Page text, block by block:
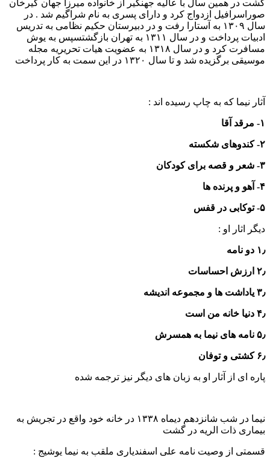
گشت در همین سال با عالیه جهنگیر از خانواده میرزا جهان گیرخان
صوراسرافیل ازدواج کرد و دارای پسری به نام شراگیم شد . در
سال ۱۳۰۹ به آستارا رفت و در دبیرستان حکیم نظامی به تدریس
ادبیات پرداخت و در سال ۱۳۱۱ به تهران بازگشتسپس به یوش
مسافرت کرد و در سال ۱۳۱۸ به عضویت هیات تحریریه مجله
موسیقی برگزیده شد و تا سال ۱۳۲۰ در این سمت به کار پرداخت
آثار نیما که به چاپ رسیده اند :
۱- مرقد آقا
۲- کندوهای شکسته
۳- شعر و قصه برای کودکان
۴- آهو و پرنده ها
۵- توکابی در قفس
دیگر اثار او :
۱٫ دو نامه
۲٫ ارزش احساسات
۳٫ یاداشت ها و مجموعه اندیشه
۴٫ دنیا خانه من است
۵٫ نامه های نیما به همسرش
۶٫ کشتی و توفان
پاره ای از آثار او به زبان های دیگر نیز ترجمه شده
نیما در شب شانزدهم دیماه ۱۳۳۸ در خانه خود واقع در تجریش به
بیماری ذات الریه در گشت
قسمتی از وصیت نامه علی اسفندیاری ملقب به نیما یوشیج :